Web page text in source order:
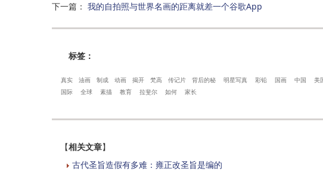
下一篇 ： 我的自拍照与世界名画的距离就差一个谷歌App
标签：
真实 油画 制成 动画 揭开 梵高 传记片 背后的秘 明星写真 彩铅 国画 中国 美
国际
全球 素描 教育 拉斐尔 如何 家长
【相关文章】
古代圣旨造假有多难：雍正改圣旨是编的